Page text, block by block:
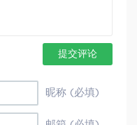
提交评论
昵称 (必填)